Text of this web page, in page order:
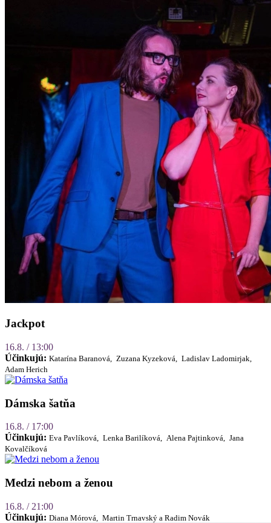
Jackpot
16.8. / 13:00
Účinkujú: Katarína Baranová, Zuzana Kyzeková,
Ladislav Ladomirjak,
Adam Herich
Dámska šatňa
16.8. / 17:00
Účinkujú: Eva Pavlíková, Lenka Barilíková, Alena Pajtinková, Jana
Kovalčíková
Medzi nebom a ženou
16.8. / 21:00
Účinkujú: Diana Mórová, Martin Trnavský a Radim Novák